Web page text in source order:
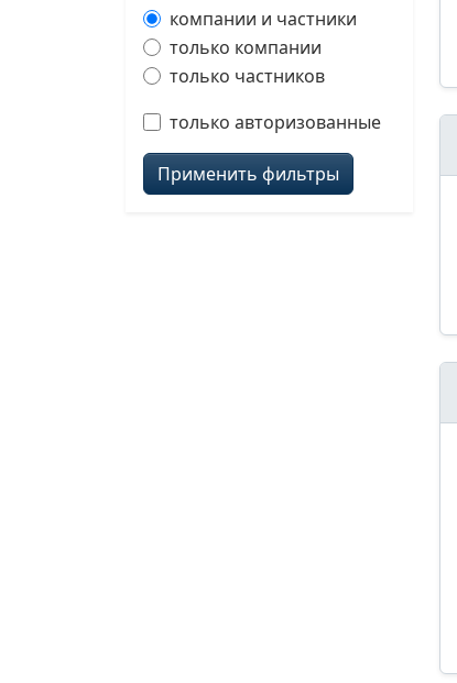
компании и частники
только компании
только частников
только авторизованные
Применить фильтры